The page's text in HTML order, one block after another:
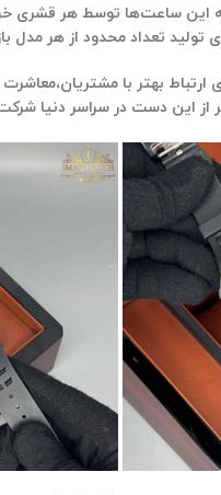
که این ساعت‌ها توسط هر
تولید تعداد محدود از هر
ارتباط بهتر با
این دست در سراسر دنیا